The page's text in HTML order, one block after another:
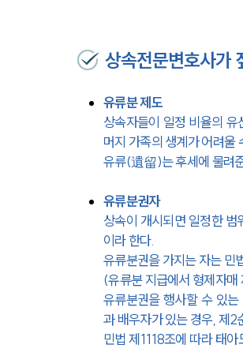
상속전문변호사가
유류분 제도
상속자들이 일정 비율의
머지 가족의 생계가 어려울
유류(遺留)는 후세에 물려
유류분권자
상속이 개시되면 일정한
이라 한다.
유류분권을 가지는 자는 민
(유류분 지급에서 형제자
유류분권을 행사할 수 있
과 배우자가 있는 경우, 제2
민법 제1118조에 따라 태